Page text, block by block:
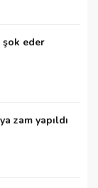
şok eder
zam yapıldı